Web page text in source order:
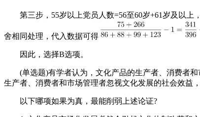
第三步，55岁以上党员人数=56至60岁+61岁及以上
舍相同处理，代入数据可得
因此，选择B选项。
(单选题)有学者认为，文化产品的生产者、消费者和
生产者、消费者和市场管理者忽视文化发展的社会效益
以下哪项如果为真，最能削弱上述论证?